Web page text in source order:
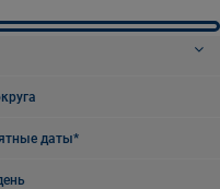
даты*